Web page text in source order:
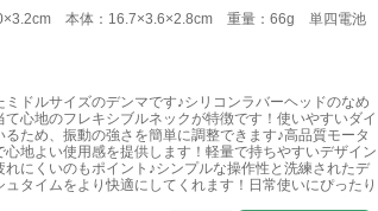
本体：16.7×3.6×2.8cm 重量：66g 単四電池
ドルサイズのデンマです♪シリコンラバーヘッドのなめ
て心地のフレキシブルネックが特徴です！使いやすいダイ
ため、振動の強さを簡単に調整できます♪高品質モータ
地よい使用感を提供します！軽量で持ちやすいデザイン
にくいのもポイント♪シンプルな操作性と洗練されたデ
タイムをより快適にしてくれます！日常使いにぴったり